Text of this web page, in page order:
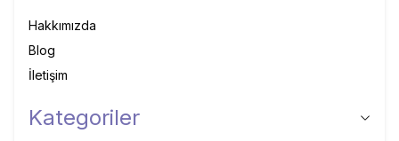
Hakkımızda
Blog
İletişim
Kategoriler